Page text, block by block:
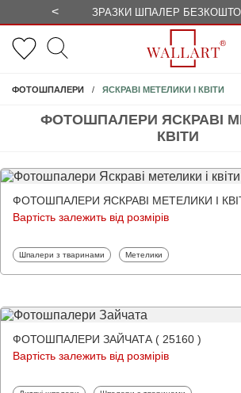
< ЗРАЗКИ ШПАЛЕР
ФОТОШПАЛЕРИ ЯСКРАВІ
КВІТИ
ФОТОШПАЛЕРИ ЯСКРАВІ МЕТЕЛИКИ І КВІТИ
ФОТОШПАЛЕРИ ЯСКРАВІ МЕТЕЛИКИ І
Вартість залежить від розмірів
Фотошпалери
Шпалери з тваринами Фотошпалери
Метелики
ФОТОШПАЛЕРИ ЗАЙЧАТА ( 25160 )
Вартість залежить від розмірів